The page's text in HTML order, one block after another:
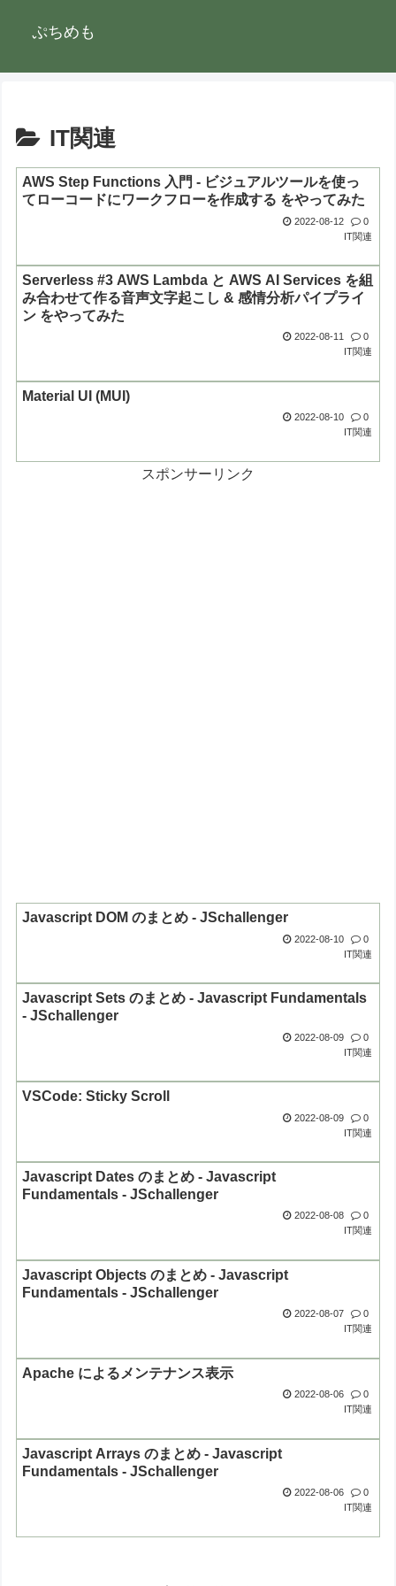
ぷちめも
IT関連
AWS Step Functions 入門 - ビジュアルツールを使っ
てローコードにワークフローを作成する をやってみた
2022-08-12
0
IT関連
Serverless #3 AWS Lambda と AWS AI Services を組
み合わせて作る音声文字起こし & 感情分析パイプライ
ン をやってみた
2022-08-11
0
IT関連
Material UI (MUI)
2022-08-10
0
IT関連
スポンサーリンク
Javascript DOM のまとめ - JSchallenger
2022-08-10
0
IT関連
Javascript Sets のまとめ - Javascript Fundamentals
- JSchallenger
2022-08-09
0
IT関連
VSCode: Sticky Scroll
2022-08-09
0
IT関連
Javascript Dates のまとめ - Javascript
Fundamentals - JSchallenger
2022-08-08
0
IT関連
Javascript Objects のまとめ - Javascript
Fundamentals - JSchallenger
2022-08-07
0
IT関連
Apache によるメンテナンス表示
2022-08-06
0
IT関連
Javascript Arrays のまとめ - Javascript
Fundamentals - JSchallenger
2022-08-06
0
IT関連